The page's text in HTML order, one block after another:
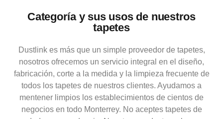
Categoría y sus usos de nuestros
tapetes
Dustlink es más que un simple proveedor de tapetes,
nosotros ofrecemos un servicio integral en el diseño,
fabricación, corte a la medida y la limpieza frecuente de
todos los tapetes de nuestros clientes. Ayudamos a
mentener limpios los establecimientos de cientos de
negocios en todo Monterrey. No aceptes tapetes de